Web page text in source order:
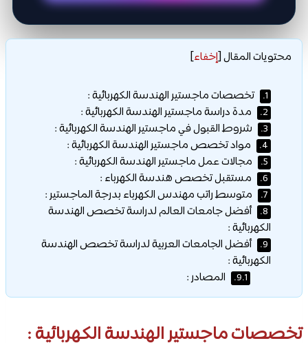
محتويات المقال[إخفاء]
1. تخصصات ماجستير الهندسة الكهربائية :
2. مدة دراسة ماجستير الهندسة الكهربائية :
3. شروط القبول في ماجستير الهندسة الكهربائية :
4. مواد تخصص ماجستير الهندسة الكهربائية :
5. مجالات عمل ماجستير الهندسة الكهربائية :
6. مستقبل تخصص هندسة الكهرباء :
7. متوسط راتب مهندس الكهرباء بدرجة الماجستير :
8.
أفضل جامعات العالم لدراسة تخصص الهندسة
الكهربائية :
9.
أفضل الجامعات العربية لدراسة تخصص الهندسة
الكهربائية :
9.1. المصادر :
تخصصات ماجستير الهندسة الكهربائية :